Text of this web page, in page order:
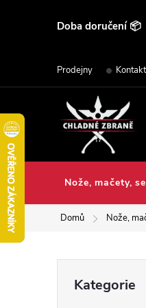
Doba doručení 📦
Prodejny Kontakt
Nože, mačety,
Domů Nože,
kategorie
Kategorie